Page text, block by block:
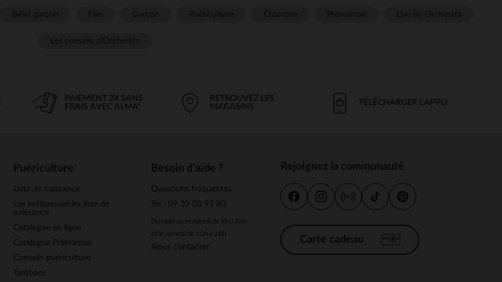
PAIEMENT 3X SANS
FRAIS AVEC ALMA*
RETROUVEZ LES
MAGASINS
TÉLÉCHARGER L'APPLI
Puériculture
Liste de naissance
Les indispensables liste de
naissance
Catalogue en ligne
Catalogue Prémaman
Conseils puériculture
Tamboor
Besoin d'aide ?
Questions fréquentes
Tel : 09 39 03 93 80
Du lundi au vendredi de 9h à 18h
et le samedi de 10h à 18h
Nous contacter
Rejoignez la communauté
Carte cadeau